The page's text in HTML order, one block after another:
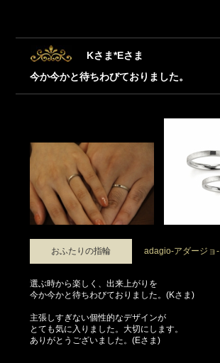
Kさま*Eさま
今か今かと待ちわびておりました。
おふたりの指輪 adagio-アダージョ-
選ぶ時から楽しく、出来上がりを
今か今かと待ちわびておりました。(Kさま)
主張しすぎない個性的なデザインが
とても気に入りました。大切にします。
ありがとうございました。(Eさま)